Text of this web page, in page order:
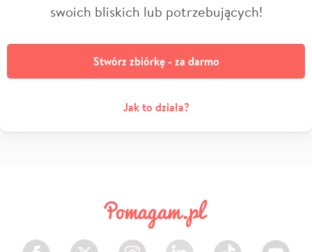
swoich bliskich lub potrzebujących!
Stwórz zbiórkę - za darmo
Jak to działa?
Facebook Twitter Instagram LinkedIn TikTok Youtube